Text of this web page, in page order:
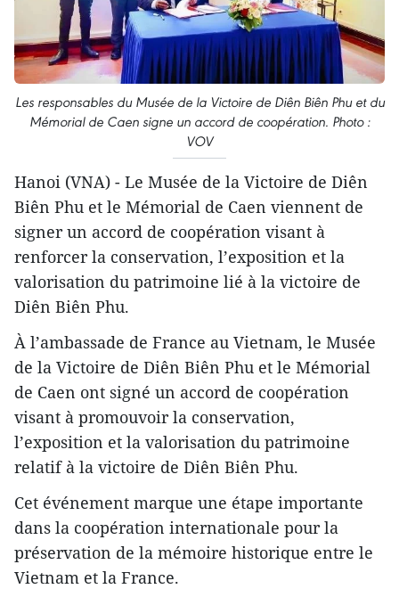
Les responsables du Musée de la Victoire de Diên Biên Phu et du
Mémorial de Caen signe un accord de coopération. Photo :
VOV
Hanoi (VNA) - Le Musée de la Victoire de Diên
Biên Phu et le Mémorial de Caen viennent de
signer un accord de coopération visant à
renforcer la conservation, l’exposition et la
valorisation du patrimoine lié à la victoire de
Diên Biên Phu.
À l’ambassade de France au Vietnam, le Musée
de la Victoire de Diên Biên Phu et le Mémorial
de Caen ont signé un accord de coopération
visant à promouvoir la conservation,
l’exposition et la valorisation du patrimoine
relatif à la victoire de Diên Biên Phu.
Cet événement marque une étape importante
dans la coopération internationale pour la
préservation de la mémoire historique entre le
Vietnam et la France.